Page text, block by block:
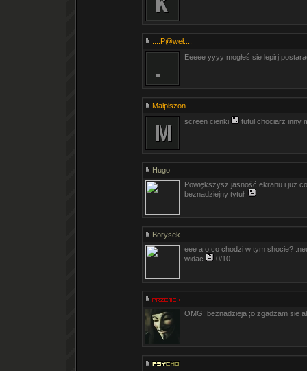
..::P@weł::..
Eeeee yyyy mogłeś sie lepirj
Małpiszon
screen cienki
tutuł chociarz inny
Hugo
Powiększysz jasność ekranu i już
beznadziejny tytuł.
Borysek
eee a o co chodzi w tym shocie?
widac
0/10
OMG! beznadzieja ;o zgadzam sie